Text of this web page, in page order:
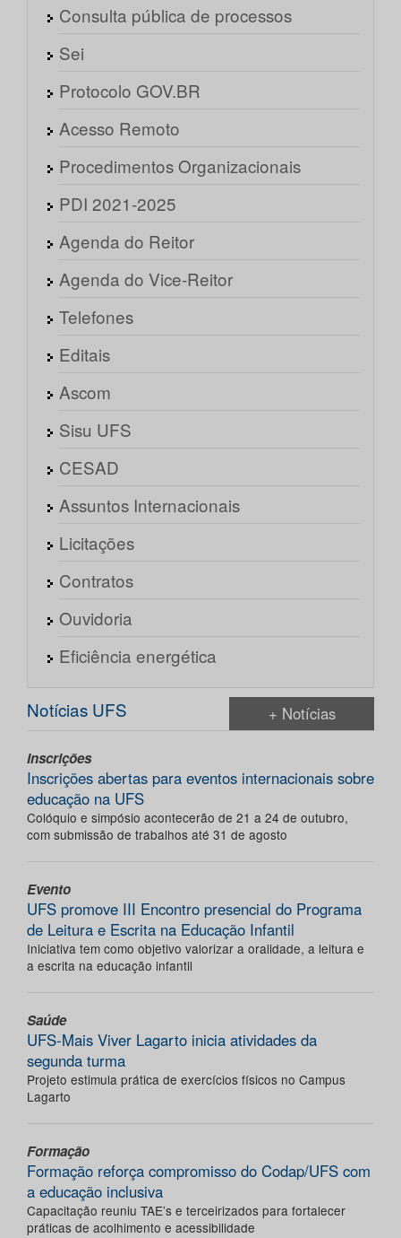
Consulta pública de processos
Sei
Protocolo GOV.BR
Acesso Remoto
Procedimentos Organizacionais
PDI 2021-2025
Agenda do Reitor
Agenda do Vice-Reitor
Telefones
Editais
Ascom
Sisu UFS
CESAD
Assuntos Internacionais
Licitações
Contratos
Ouvidoria
Eficiência energética
Notícias UFS + Notícias
Inscrições
Inscrições abertas para eventos internacionais sobre
educação na UFS
Colóquio e simpósio acontecerão de 21 a 24 de outubro,
com submissão de trabalhos até 31 de agosto
Evento
UFS promove III Encontro presencial do Programa
de Leitura e Escrita na Educação Infantil
Iniciativa tem como objetivo valorizar a oralidade, a leitura e
a escrita na educação infantil
Saúde
UFS-Mais Viver Lagarto inicia atividades da
segunda turma
Projeto estimula prática de exercícios físicos no Campus
Lagarto
Formação
Formação reforça compromisso do Codap/UFS com
a educação inclusiva
Capacitação reuniu TAE’s e terceirizados para fortalecer
práticas de acolhimento e acessibilidade